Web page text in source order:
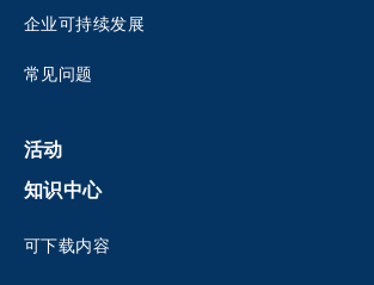
企业可持续发展
常见问题
活动
知识中心
可下载内容